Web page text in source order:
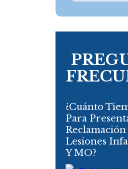
¿Cuánto
Para
Lesiones
Y MO?